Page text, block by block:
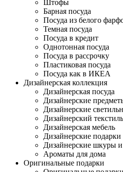
Штофы
Барная посуда
Посуда из белого
Темная посуда
Посуда в кредит
Однотонная посуда
Посуда в рассрочку
Пластиковая посуда
Посуда как в ИКЕА
Дизайнерская коллекция
Дизайнерская посуда
Дизайнерские
Дизайнерские
Дизайнерский текстиль
Дизайнерская мебель
Дизайнерские
Дизайнерские шкуры
Ароматы для дома
Оригинальные подарки